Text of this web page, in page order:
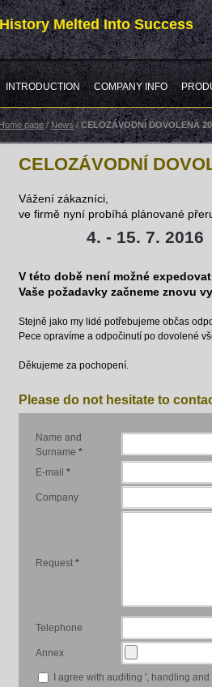
History Melted Into Success
INTRODUCTION COMPANY INFO
Home page/News/CELOZÁVODNÍ DOVOLENÁ
CELOZÁVODNÍ
Vážení zákazníci,
ve firmě nyní probíhá plánované
4. - 15. 7. 2016
V této době není možné
Vaše požadavky začneme znovu
Stejně jako my lidé potřebujeme občas
Pece opravíme a odpočinutí po dovolené
Děkujeme za pochopení.
Please do not hesitate to
Name and
Surname *
E-mail *
Company
Request *
Telephone
Annex
I agree with auditing ', handling